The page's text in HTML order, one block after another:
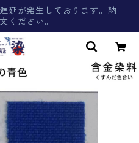
延が発生しております。納
ください。